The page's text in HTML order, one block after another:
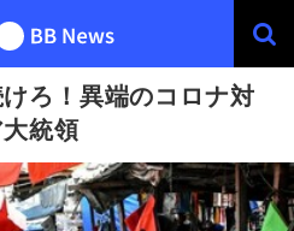
ろ！異端のコロナ対
統領